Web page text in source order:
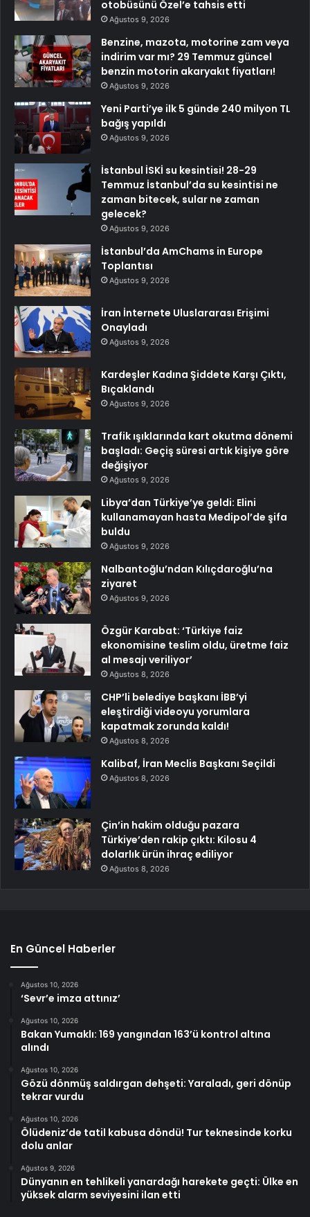
otobüsünü Özel’e tahsis etti
Ağustos 9, 2026
Benzine, mazota, motorine zam veya
indirim var mı? 29 Temmuz güncel
benzin motorin akaryakıt fiyatları!
Ağustos 9, 2026
Yeni Parti’ye ilk 5 günde 240 milyon TL
bağış yapıldı
Ağustos 9, 2026
İstanbul İSKİ su kesintisi! 28-29
Temmuz İstanbul’da su kesintisi ne
zaman bitecek, sular ne zaman
gelecek?
Ağustos 9, 2026
İstanbul’da AmChams in Europe
Toplantısı
Ağustos 9, 2026
İran İnternete Uluslararası Erişimi
Onayladı
Ağustos 9, 2026
Kardeşler Kadına Şiddete Karşı Çıktı,
Bıçaklandı
Ağustos 9, 2026
Trafik ışıklarında kart okutma dönemi
başladı: Geçiş süresi artık kişiye göre
değişiyor
Ağustos 9, 2026
Libya’dan Türkiye’ye geldi: Elini
kullanamayan hasta Medipol’de şifa
buldu
Ağustos 9, 2026
Nalbantoğlu’ndan Kılıçdaroğlu’na
ziyaret
Ağustos 9, 2026
Özgür Karabat: ‘Türkiye faiz
ekonomisine teslim oldu, üretme faiz
al mesajı veriliyor’
Ağustos 8, 2026
CHP’li belediye başkanı İBB’yi
eleştirdiği videoyu yorumlara
kapatmak zorunda kaldı!
Ağustos 8, 2026
Kalibaf, İran Meclis Başkanı Seçildi
Ağustos 8, 2026
Çin’in hakim olduğu pazara
Türkiye’den rakip çıktı: Kilosu 4
dolarlık ürün ihraç ediliyor
Ağustos 8, 2026
En Güncel Haberler
Ağustos 10, 2026
‘Sevr’e imza attınız’
Ağustos 10, 2026
Bakan Yumaklı: 169 yangından 163’ü kontrol altına
alındı
Ağustos 10, 2026
Gözü dönmüş saldırgan dehşeti: Yaraladı, geri dönüp
tekrar vurdu
Ağustos 10, 2026
Ölüdeniz’de tatil kabusa döndü! Tur teknesinde korku
dolu anlar
Ağustos 9, 2026
Dünyanın en tehlikeli yanardağı harekete geçti: Ülke en
yüksek alarm seviyesini ilan etti